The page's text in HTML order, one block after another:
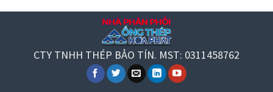
CTY TNHH THÉP BẢO TÍN. MST: 0311458762